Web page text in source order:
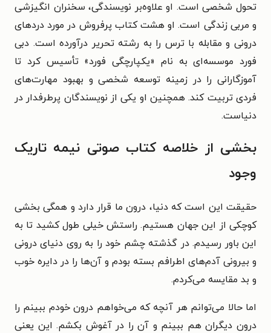
تحول شخصی است. او علاوه‌بر نویسندگی، سخنران انگیزشی
و مربی زندگی است. او هشت کتاب پرفروش در مورد دردهای
درونی و مقابله با ترس را به رشته تحریر درآورده است. دبی
فورد موسسه‌ای به نام «یکپارچگی فورد» تأسیس کرد تا
آموزگارانی را در زمینه توسعه شخصی و بهبود مهارت‌های
فردی تربیت کند. همچنین او یکی از نویسندگان پرطرفدار در
دنیاست.
بخشی از خلاصه کتاب صوتی نیمه تاریک
وجود
حقیقت این است که دنیا، درون ما قرار دارد و همگی بخشی
کوچکی از این جهان هستیم. راستش خیلی طول کشید تا به
این باور رسیدم. در گذشته چشم خود را به روی دنیای درونی
و بیرونی آدم‌های اطرافم بسته بودم و آن‌ها را در دایره خوب
و بد مقایسه می‌کردم.
اما حالا می‌توانم هر آنچه که می‌خواهم درون خودم ببینم را
درون دیگران هم ببینم و آن را در آغوش بکشم. این یعنی